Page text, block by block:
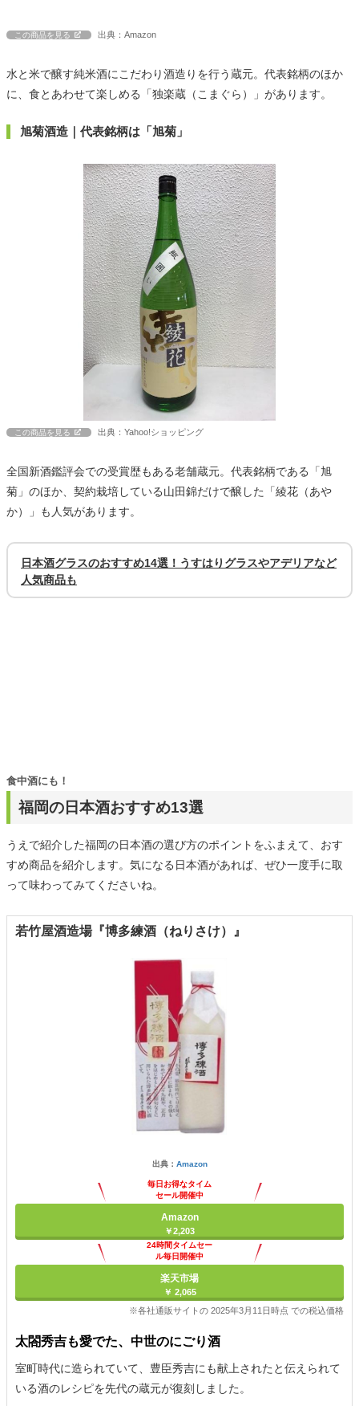
この商品を見る 出典：Amazon
水と米で醸す純米酒にこだわり酒造りを行う蔵元。代表銘柄のほか
に、食とあわせて楽しめる「独楽蔵（こまぐら）」があります。
旭菊酒造｜代表銘柄は「旭菊」
この商品を見る 出典：Yahoo!ショッピング
全国新酒鑑評会での受賞歴もある老舗蔵元。代表銘柄である「旭
菊」のほか、契約栽培している山田錦だけで醸した「綾花（あや
か）」も人気があります。
日本酒グラスのおすすめ14選！うすはりグラスやアデリアなど
人気商品も
福岡の日本酒おすすめ13選
食中酒にも！
うえで紹介した福岡の日本酒の選び方のポイントをふまえて、おす
すめ商品を紹介します。気になる日本酒があれば、ぜひ一度手に取
って味わってみてくださいね。
若竹屋酒造場『博多練酒（ねりさけ）』
出典： Amazon
毎日お得なタイム
セール開催中
Amazon
￥2,203
24時間タイムセー
ル毎日開催中
楽天市場
￥ 2,065
※各社通販サイトの 2025年3月11日時点 での税込価格
太閤秀吉も愛でた、中世のにごり酒
室町時代に造られていて、豊臣秀吉にも献上されたと伝えられて
いる酒のレシピを先代の蔵元が復刻しました。